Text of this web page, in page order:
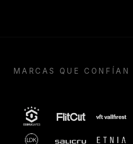
MARCAS QUE CONFÍAN